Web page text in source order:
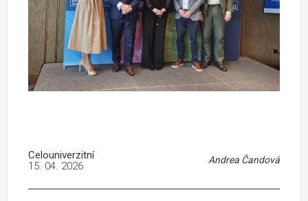
Celouniverzitní Andrea Čandová
15. 04. 2026